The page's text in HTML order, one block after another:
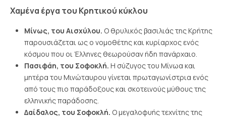
Χαμένα έργα του Κρητικού κύκλου
Μίνως, του Αισχύλου. Ο θρυλικός βασιλιάς της Κρήτης
παρουσιάζεται ως ο νομοθέτης και κυρίαρχος ενός
κόσμου που οι Έλληνες θεωρούσαν ήδη πανάρχαιο.
Πασιφάη, του Σοφοκλή. Η σύζυγος του Μίνωα και
μητέρα του Μινώταυρου γίνεται πρωταγωνίστρια ενός
από τους πιο παράδοξους και σκοτεινούς μύθους της
ελληνικής παράδοσης.
Δαίδαλος, του Σοφοκλή. Ο μεγαλοφυής τεχνίτης της